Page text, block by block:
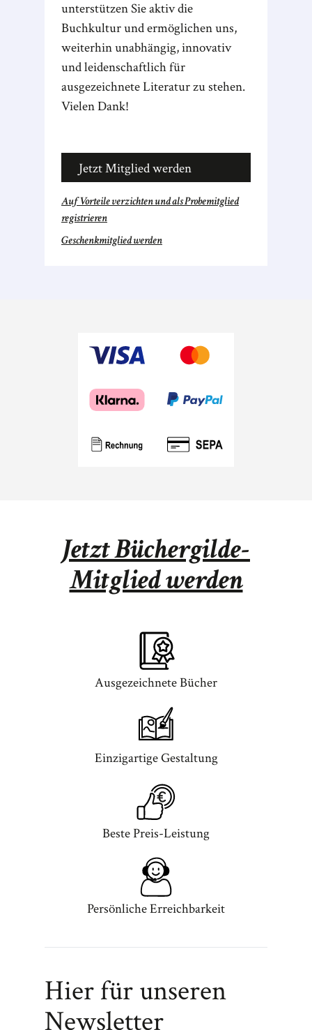
unterstützen Sie aktiv die
Buchkultur und ermöglichen uns,
weiterhin unabhängig, innovativ
und leidenschaftlich für
ausgezeichnete Literatur zu stehen.
Vielen Dank!
Jetzt Mitglied werden
Auf Vorteile verzichten und als Probemitglied
registrieren
Geschenkmitglied werden
Jetzt Büchergilde-
Mitglied werden
Ausgezeichnete Bücher
Einzigartige Gestaltung
Beste Preis-Leistung
Persönliche Erreichbarkeit
Hier für unseren
Newsletter